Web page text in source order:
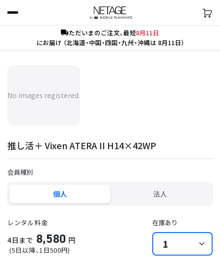
ただいまのご注文、最短8月11日
にお届け （北海道・中国・四国・九州・沖縄は 8月11日）
No images registered.
推し活＋ Vixen ATERA II H14×42WP
会員種別
個人 法人
レンタル料金
4日まで 8,580 円
(5日以降、1日500円)
在庫あり